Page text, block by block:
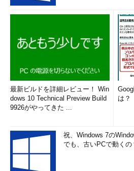
最新ビルドを詳細レビュー！ Win
dows 10 Technical Preview Build
9926がやってきた ...
は？
祝、Windows 7の
でも、古いPCで動くの